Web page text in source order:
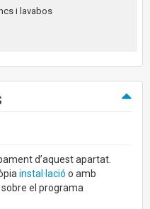
i lavabos
d’aquest apartat.
instal·lació o amb
el programa